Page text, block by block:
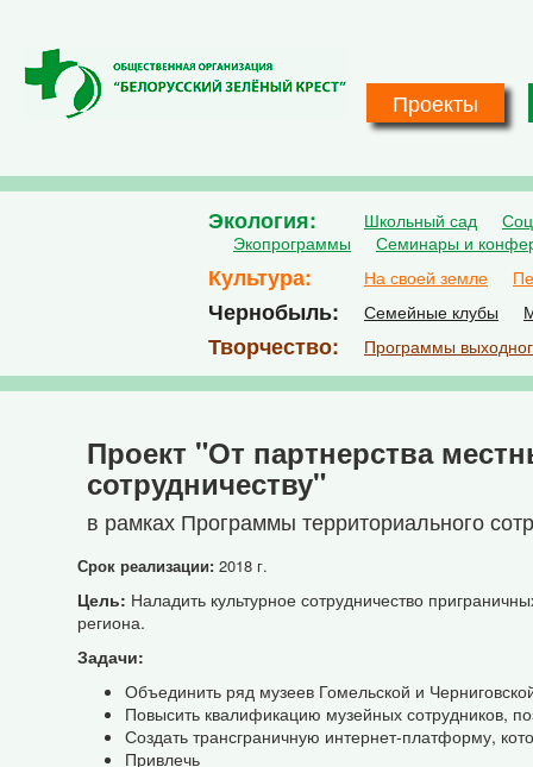
Проекты
Экология Школьный сад
Экопрограммы
Семинары и
Культура На своей земле
Чернобыль Семейные клубы
Творчество Программы
Проект "От партнерства
сотрудничеству"
в рамках Программы территориального
Срок реализации: 2018 г.
Цель: Наладить культурное сотрудничество
региона.
Задачи:
Объединить ряд музеев Гомельской и
Повысить квалификацию музейных сотрудников,
Создать трансграничную интернет-платформу,
Привлечь